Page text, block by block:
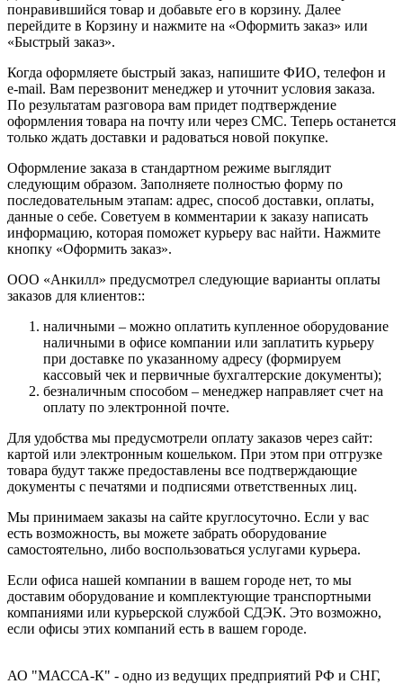
понравившийся товар и добавьте его в корзину. Далее
перейдите в Корзину и нажмите на «Оформить заказ» или
«Быстрый заказ».
Когда оформляете быстрый заказ, напишите ФИО, телефон и
e-mail. Вам перезвонит менеджер и уточнит условия заказа.
По результатам разговора вам придет подтверждение
оформления товара на почту или через СМС. Теперь останется
только ждать доставки и радоваться новой покупке.
Оформление заказа в стандартном режиме выглядит
следующим образом. Заполняете полностью форму по
последовательным этапам: адрес, способ доставки, оплаты,
данные о себе. Советуем в комментарии к заказу написать
информацию, которая поможет курьеру вас найти. Нажмите
кнопку «Оформить заказ».
ООО «Анкилл» предусмотрел следующие варианты оплаты
заказов для клиентов::
наличными – можно оплатить купленное оборудование
наличными в офисе компании или заплатить курьеру
при доставке по указанному адресу (формируем
кассовый чек и первичные бухгалтерские документы);
безналичным способом – менеджер направляет счет на
оплату по электронной почте.
Для удобства мы предусмотрели оплату заказов через сайт:
картой или электронным кошельком. При этом при отгрузке
товара будут также предоставлены все подтверждающие
документы с печатями и подписями ответственных лиц.
Мы принимаем заказы на сайте круглосуточно. Если у вас
есть возможность, вы можете забрать оборудование
самостоятельно, либо воспользоваться услугами курьера.
Если офиса нашей компании в вашем городе нет, то мы
доставим оборудование и комплектующие транспортными
компаниями или курьерской службой СДЭК. Это возможно,
если офисы этих компаний есть в вашем городе.
АО "МАССА-К" - одно из ведущих предприятий РФ и СНГ,